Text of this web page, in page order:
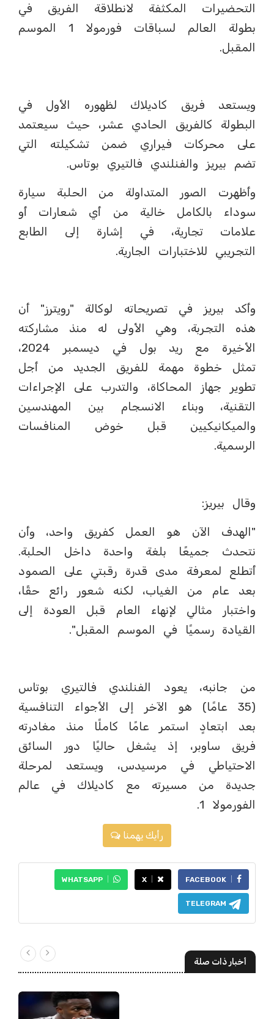
التحضيرات المكثفة لانطلاقة الفريق في
بطولة العالم لسباقات فورمولا 1 الموسم
المقبل.
ويستعد فريق كاديلاك لظهوره الأول في
البطولة كالفريق الحادي عشر، حيث سيعتمد
على محركات فيراري ضمن تشكيلته التي
تضم بيريز والفنلندي فالتيري بوتاس.
وأظهرت الصور المتداولة من الحلبة سيارة
سوداء بالكامل خالية من أي شعارات أو
علامات تجارية، في إشارة إلى الطابع
التجريبي للاختبارات الجارية.
وأكد بيريز في تصريحاته لوكالة "رويترز" أن
هذه التجربة، وهي الأولى له منذ مشاركته
الأخيرة مع ريد بول في ديسمبر 2024،
تمثل خطوة مهمة للفريق الجديد من أجل
تطوير جهاز المحاكاة، والتدرب على الإجراءات
التقنية، وبناء الانسجام بين المهندسين
والميكانيكيين قبل خوض المنافسات
الرسمية.
وقال بيريز:
"الهدف الآن هو العمل كفريق واحد، وأن
نتحدث جميعًا بلغة واحدة داخل الحلبة.
أتطلع لمعرفة مدى قدرة رقبتي على الصمود
بعد عام من الغياب، لكنه شعور رائع حقًا،
واختبار مثالي لإنهاء العام قبل العودة إلى
القيادة رسميًا في الموسم المقبل".
من جانبه، يعود الفنلندي فالتيري بوتاس
(35 عامًا) هو الآخر إلى الأجواء التنافسية
بعد ابتعادٍ استمر عامًا كاملًا منذ مغادرته
فريق ساوبر، إذ يشغل حاليًا دور السائق
الاحتياطي في مرسيدس، ويستعد لمرحلة
جديدة من مسيرته مع كاديلاك في عالم
الفورمولا 1.
رأيك يهمنا
FACEBOOK
X
WHATSAPP
TELEGRAM
أخبار ذات صلة